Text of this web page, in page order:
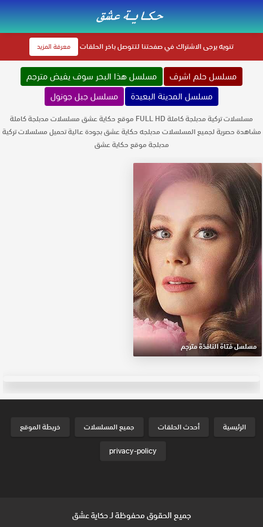
تنويهيرجى الاشتراك في صفحتنا لتتوصل باخر الحلقات معرفة المزيد
مسلسل حلم اشرف
مسلسل هذا البحر سوف يفيض مترجم
مسلسل المدينة البعيدة
مسلسل جبل جونول
مسلسلات تركية مدبلجة كاملة FULL HD موقع حكاية عشق مسلسلات مدبلجة كاملة
مشاهدة حصرية لجميع المسلسلات مدبلجه حكاية عشق بجودة عالية تحميل مسلسلات تركية
مدبلجة موقع حكاية عشق
مسلسل فتاة النافذة مترجم
الرئيسية أحدث الحلقات جميع المسلسلات
خريطة الموقع
privacy-policy
جميع الحقوق محفوظة لـحكاية عشق